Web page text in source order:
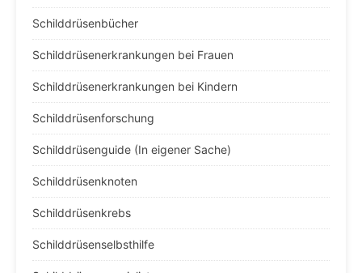
Schilddrüsenbücher
Schilddrüsenerkrankungen bei Frauen
Schilddrüsenerkrankungen bei Kindern
Schilddrüsenforschung
Schilddrüsenguide (In eigener Sache)
Schilddrüsenknoten
Schilddrüsenkrebs
Schilddrüsenselbsthilfe